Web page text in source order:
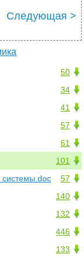
Следующая >
50
34
41
57
61
101
57
140
132
446
133